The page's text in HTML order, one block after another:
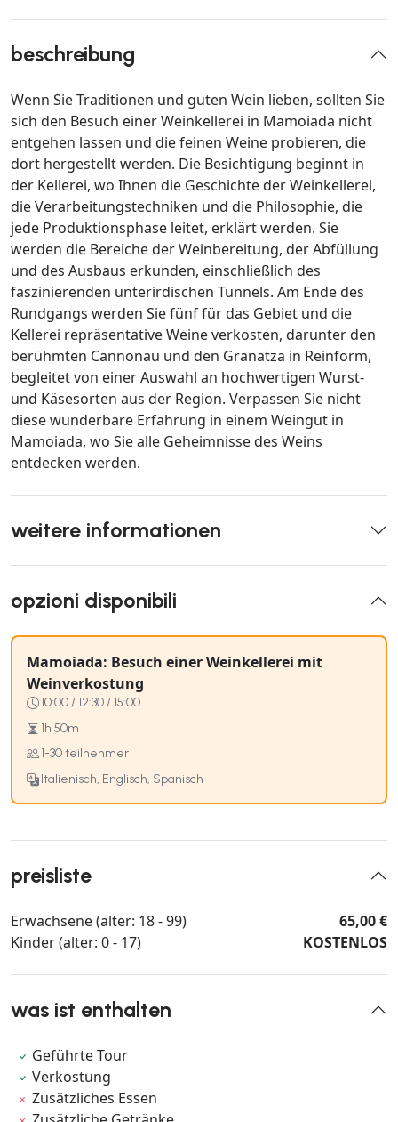
beschreibung
Wenn Sie Traditionen und guten Wein lieben, sollten Sie
sich den Besuch einer Weinkellerei in Mamoiada nicht
entgehen lassen und die feinen Weine probieren, die
dort hergestellt werden. Die Besichtigung beginnt in
der Kellerei, wo Ihnen die Geschichte der Weinkellerei,
die Verarbeitungstechniken und die Philosophie, die
jede Produktionsphase leitet, erklärt werden. Sie
werden die Bereiche der Weinbereitung, der Abfüllung
und des Ausbaus erkunden, einschließlich des
faszinierenden unterirdischen Tunnels. Am Ende des
Rundgangs werden Sie fünf für das Gebiet und die
Kellerei repräsentative Weine verkosten, darunter den
berühmten Cannonau und den Granatza in Reinform,
begleitet von einer Auswahl an hochwertigen Wurst-
und Käsesorten aus der Region. Verpassen Sie nicht
diese wunderbare Erfahrung in einem Weingut in
Mamoiada, wo Sie alle Geheimnisse des Weins
entdecken werden.
weitere informationen
opzioni disponibili
Mamoiada: Besuch einer Weinkellerei mit
Weinverkostung
10:00 / 12:30 / 15:00
1h 50m
1-30 teilnehmer
Italienisch, Englisch, Spanisch
preisliste
Erwachsene (alter: 18 - 99)
65,00 €
Kinder (alter: 0 - 17)
KOSTENLOS
was ist enthalten
Geführte Tour
Verkostung
Zusätzliches Essen